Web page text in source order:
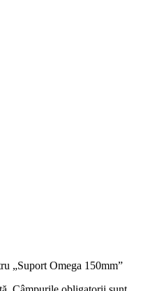
„Suport Omega 150mm”